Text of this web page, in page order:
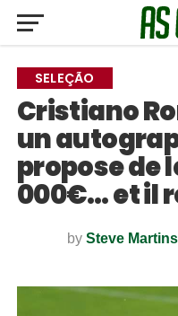
SELEÇÃO
Cristiano
un
propose de
000€… et il
by Steve Martins